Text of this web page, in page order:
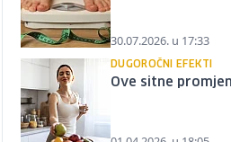
30.07.2026. u 17:33
DUGOROČNI EFEKTI
Ove sitne